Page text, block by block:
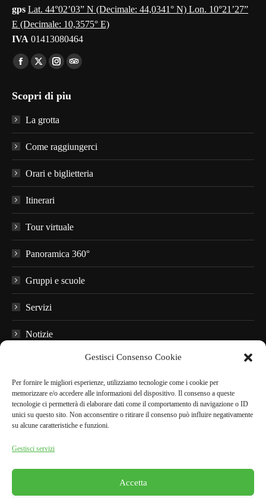
Gestisci Consenso Cookie
Per fornire le migliori esperienze, utilizziamo tecnologie come i cookie per
memorizzare e/o accedere alle informazioni del dispositivo. Il consenso a queste
tecnologie ci permetterà di elaborare dati come il comportamento di navigazione o ID
unici su questo sito. Non acconsentire o ritirare il consenso può influire negativamente
su alcune caratteristiche e funzioni.
Gestisci servizi
Accetta
gps Lat. 44°02’03” N (Decimale: 44,0341° N) Lon. 10°21’27”
E (Decimale: 10,3575° E)
IVA 01413080464
Find us on:
Facebook
opens
in
window
X
opens
window
Instagram
opens
window
TripAdvisor
window
Scopri di piu
La grotta
Come raggiungerci
Orari e biglietteria
Itinerari
Tour virtuale
Panoramica 360°
Gruppi e scuole
Servizi
Notizie
Domande frequenti
Materiale informativo
Audioguide